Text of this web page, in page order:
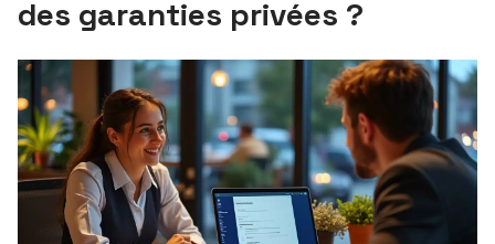
des garanties privées ?